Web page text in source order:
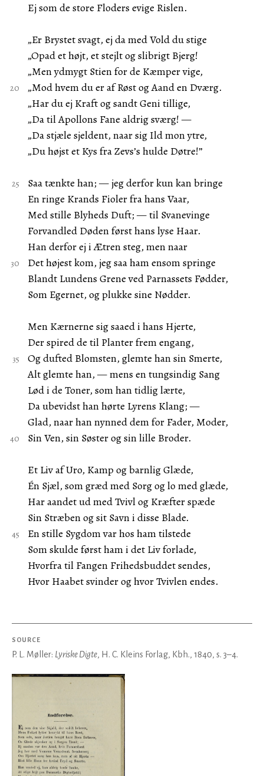
Ej som de store Floders evige Rislen.
„Er Brystet svagt, ej da med Vold du stige
„Opad et højt, et stejlt og slibrigt Bjerg!
„Men ydmygt Stien for de Kæmper vige,
„Mod hvem du er af Røst og Aand en Dværg.
„Har du ej Kraft og sandt Geni tillige,
„Da til Apollons Fane aldrig sværg! —
„Da stjæle sjeldent, naar sig Ild mon ytre,
„Du højst et Kys fra Zevs’s hulde Døtre!”
Saa tænkte han; — jeg derfor kun kan bringe
En ringe Krands Fioler fra hans Vaar,
Med stille Blyheds Duft; — til Svanevinge
Forvandled Døden først hans lyse Haar.
Han derfor ej i Ætren steg, men naar
Det højest kom, jeg saa ham ensom springe
Blandt Lundens Grene ved Parnassets Fødder,
Som Egernet, og plukke sine Nødder.
Men Kærnerne sig saaed i hans Hjerte,
Der spired de til Planter frem engang,
Og dufted Blomsten, glemte han sin Smerte,
Alt glemte han, — mens en tungsindig Sang
Lød i de Toner, som han tidlig lærte,
Da ubevidst han hørte Lyrens Klang; —
Glad, naar han nynned dem for Fader, Moder,
Sin Ven, sin Søster og sin lille Broder.
Et Liv af Uro, Kamp og barnlig Glæde,
Én Sjæl, som græd med Sorg og lo med glæde,
Har aandet ud med Tvivl og Kræfter spæde
Sin Stræben og sit Savn i disse Blade.
En stille Sygdom var hos ham tilstede
Som skulde først ham i det Liv forlade,
Hvorfra til Fangen Frihedsbuddet sendes,
Hvor Haabet svinder og hvor Tvivlen endes.
SOURCE
P. L. Møller: Lyriske Digte, H. C. Kleins Forlag, Kbh., 1840, s. 3–4.